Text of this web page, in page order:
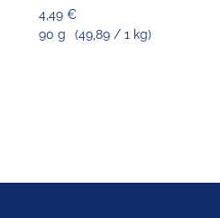
4,49 €
90 g
(49,89 / 1 kg)